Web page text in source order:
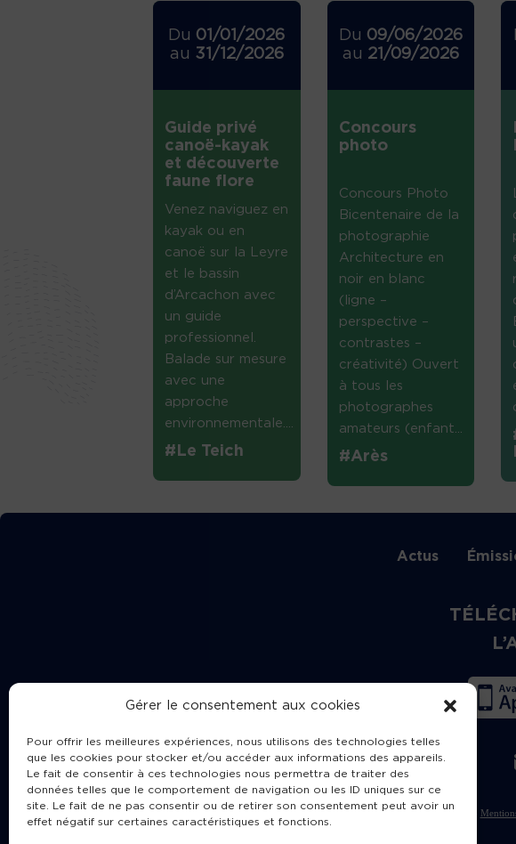
Gérer le consentement aux cookies
Pour offrir les meilleures expériences, nous utilisons des technologies telles
que les cookies pour stocker et/ou accéder aux informations des appareils.
Le fait de consentir à ces technologies nous permettra de traiter des
données telles que le comportement de navigation ou les ID uniques sur ce
site. Le fait de ne pas consentir ou de retirer son consentement peut avoir un
effet négatif sur certaines caractéristiques et fonctions.
Du 01/01/2026
au 31/12/2026
Guide privé
canoë-kayak
et découverte
faune flore
Venez naviguez en
kayak ou en
canoë sur la Leyre
et le bassin
d’Arcachon avec
un guide
professionnel.
Balade sur mesure
avec une
approche
environnementale....
#Le Teich
Du 09/06/2026
au 21/09/2026
Concours
photo
Concours Photo
Bicentenaire de la
photographie
Architecture en
noir en blanc
(ligne –
perspective –
contrastes –
créativité) Ouvert
à tous les
photographes
amateurs (enfant...
#Arès
Actus
Charte de publication